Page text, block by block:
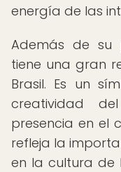
energía de las
Además de su
tiene una gran
Brasil. Es un
creatividad
presencia en el
refleja la
en la cultura de